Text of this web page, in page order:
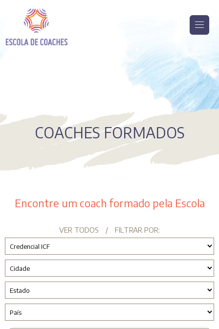
COACHES FORMADOS
Encontre um coach formado pela Escola
VER TODOS / FILTRAR POR: